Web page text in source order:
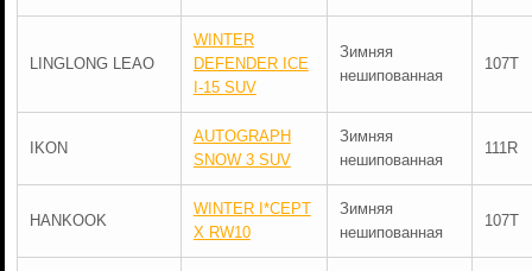
LINGLONG LEAO
WINTER
DEFENDER ICE
I-15 SUV
Зимняя
нешипованная
107T
IKON
AUTOGRAPH
SNOW 3 SUV
Зимняя
нешипованная
111R
HANKOOK
WINTER I*CEPT
X RW10
Зимняя
нешипованная
107T